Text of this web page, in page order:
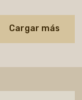
Cargar más